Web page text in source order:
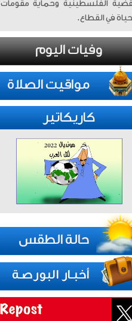
الفلسطينية وحماية مقومات
في القطاع.
كاريكاتير